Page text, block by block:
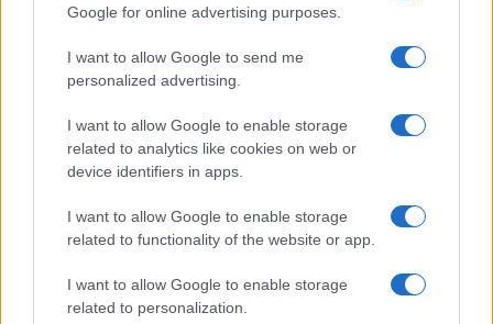
Google for online advertising purposes.
I want to allow Google to send me
personalized advertising.
I want to allow Google to enable storage
related to analytics like cookies on web or
device identifiers in apps.
I want to allow Google to enable storage
related to functionality of the website or app.
I want to allow Google to enable storage
related to personalization.
CHI SIAMO CONTATTI PUBBLICITÀ LAVORA CON NOI